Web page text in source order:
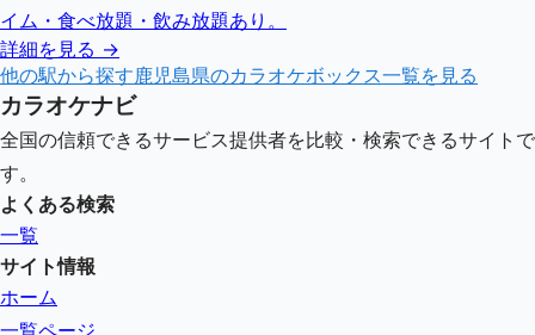
イム・食べ放題・飲み放題あり。
詳細を見る →
他の駅から探す鹿児島県のカラオケボックス一覧を見る
カラオケナビ
全国の信頼できるサービス提供者を比較・検索できるサイトで
す。
よくある検索
一覧
サイト情報
ホーム
一覧ページ